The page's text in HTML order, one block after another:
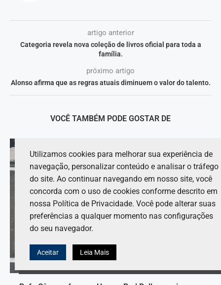
artigo anterior
Categoria revela nova coleção de livros oficial para toda a
família.
próximo artigo
Alonso afirma que as regras atuais diminuem o valor do talento.
VOCÊ TAMBÉM PODE GOSTAR DE
Utilizamos cookies para melhorar sua experiência de
navegação, personalizar conteúdo e analisar o tráfego
do site. Ao continuar navegando em nosso site, você
concorda com o uso de cookies conforme descrito em
nossa Política de Privacidade. Você pode alterar suas
preferências a qualquer momento nas configurações
do seu navegador.
Aceitar Leia Mais